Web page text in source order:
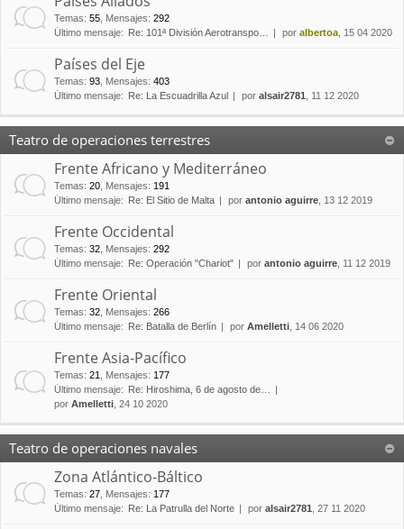
Temas: 55 Mensajes: 292
Último mensaje:
Re: 101ª División Aerotranspo… por albertoa , 15 04 2020
Países del Eje
Temas: 93 Mensajes: 403
Último mensaje:
Re: La Escuadrilla Azul por alsair2781 , 11 12 2020
Teatro de operaciones terrestres
Frente Africano y Mediterráneo
Temas: 20 Mensajes: 191
Último mensaje:
Re: El Sitio de Malta por antonio aguirre , 13 12 2019
Frente Occidental
Temas: 32 Mensajes: 292
Último mensaje:
Re: Operación "Chariot" por antonio aguirre , 11 12 2019
Frente Oriental
Temas: 32 Mensajes: 266
Último mensaje:
Re: Batalla de Berlín por Amelletti , 14 06 2020
Frente Asia-Pacífico
Temas: 21 Mensajes: 177
Último mensaje:
Re: Hiroshima, 6 de agosto de…
por Amelletti , 24 10 2020
Teatro de operaciones navales
Zona Atlántico-Báltico
Temas: 27 Mensajes: 177
Último mensaje:
Re: La Patrulla del Norte por alsair2781 , 27 11 2020